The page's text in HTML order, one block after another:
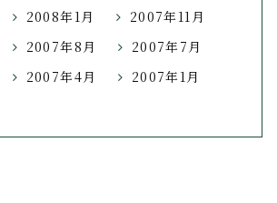
2008年1月
2007年11月
2007年8月
2007年7月
2007年4月
2007年1月